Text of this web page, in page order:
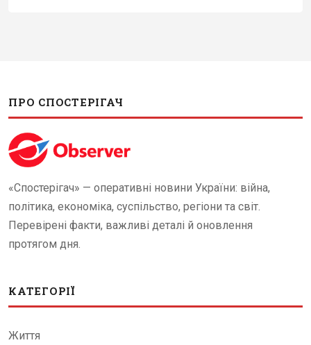
ПРО СПОСТЕРІГАЧ
«Спостерігач» — оперативні новини України: війна,
політика, економіка, суспільство, регіони та світ.
Перевірені факти, важливі деталі й оновлення
протягом дня.
КАТЕГОРІЇ
Життя